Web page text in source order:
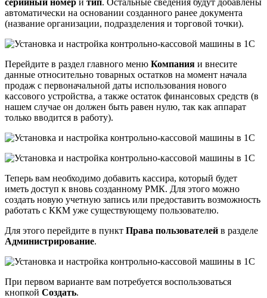
автоматически на основании созданного ранее документа
(название организации, подразделения и торговой точки).
Перейдите в раздел главного меню Компания и внесите
данные относительно товарных остатков на момент начала
продаж с первоначальной даты использования нового
кассового устройства, а также остаток финансовых средств (в
нашем случае он должен быть равен нулю, так как аппарат
только вводится в работу).
Теперь вам необходимо добавить кассира, который будет
иметь доступ к вновь созданному РМК. Для этого можно
создать новую учетную запись или предоставить возможность
работать с ККМ уже существующему пользователю.
Для этого перейдите в пункт Права пользователей в разделе
Администрирование.
При первом варианте вам потребуется воспользоваться
кнопкой Создать.